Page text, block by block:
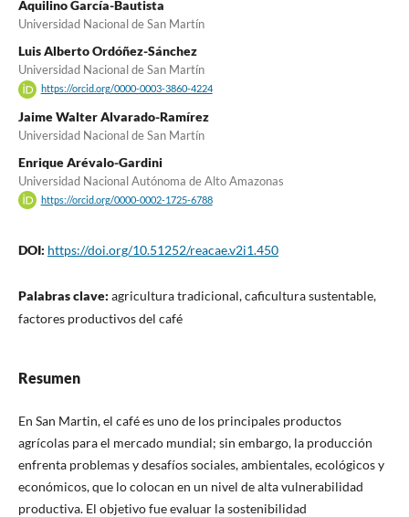
Aquilino García-Bautista
Universidad Nacional de San Martín
Luis Alberto Ordóñez-Sánchez
Universidad Nacional de San Martín
https://orcid.org/0000-0003-3860-4224
Jaime Walter Alvarado-Ramírez
Universidad Nacional de San Martín
Enrique Arévalo-Gardini
Universidad Nacional Autónoma de Alto Amazonas
https://orcid.org/0000-0002-1725-6788
DOI: https://doi.org/10.51252/reacae.v2i1.450
Palabras clave: agricultura tradicional, caficultura sustentable,
factores productivos del café
Resumen
En San Martin, el café es uno de los principales productos
agrícolas para el mercado mundial; sin embargo, la producción
enfrenta problemas y desafíos sociales, ambientales, ecológicos y
económicos, que lo colocan en un nivel de alta vulnerabilidad
productiva. El objetivo fue evaluar la sostenibilidad